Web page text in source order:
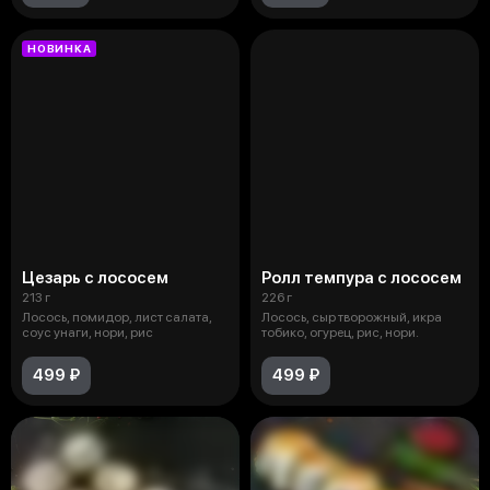
НОВИНКА
Цезарь с лососем
213 г
Лосось, помидор, лист салата,
соус унаги, нори, рис
499 ₽
Ролл темпура с лососем
226 г
Лосось, сыр творожный, икра
тобико, огурец, рис, нори.
499 ₽